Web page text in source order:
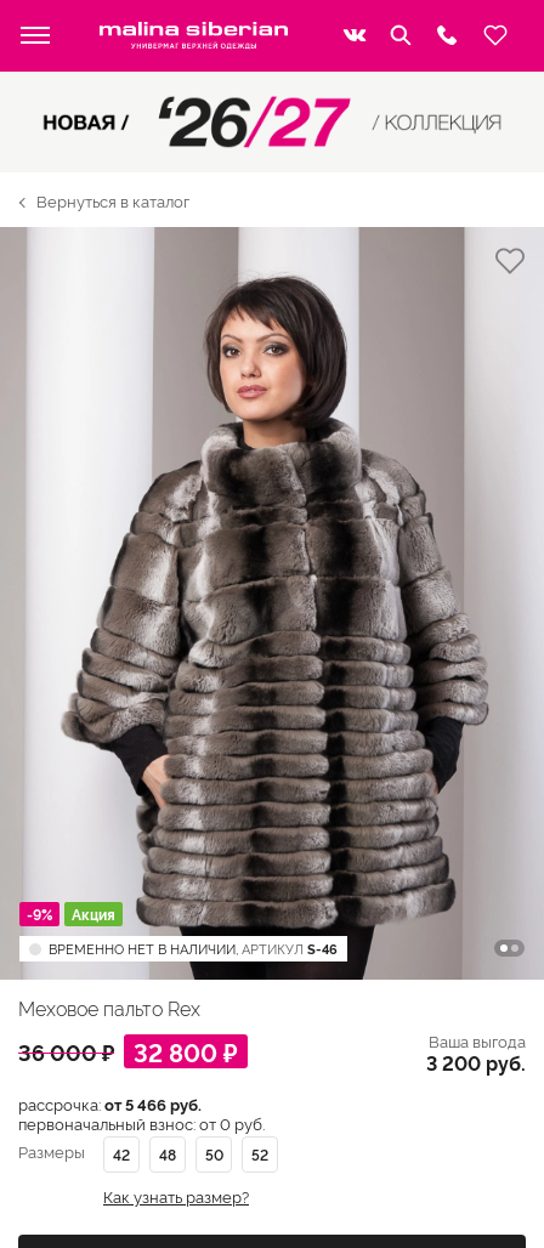
Вернуться в каталог
-9% Акция
ВРЕМЕННО НЕТ В НАЛИЧИИ, АРТИКУЛ S-46
Меховое пальто Rex
36 000 ₽ 32 800 ₽ Ваша выгода
3 200 руб.
рассрочка:от 5 466 руб.
первоначальный взнос: от 0 руб.
Размеры
42 48 50 52
Как узнать размер?